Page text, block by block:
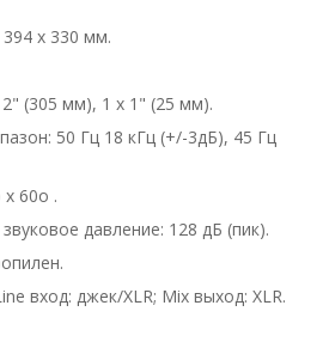
х 330 мм.
(305 мм), 1 х 1" (25 мм).
50 Гц 18 кГц (+/-3дБ), 45 Гц
60о .
давление: 128 дБ (пик).
вход: джек/XLR; Mix выход: XLR.